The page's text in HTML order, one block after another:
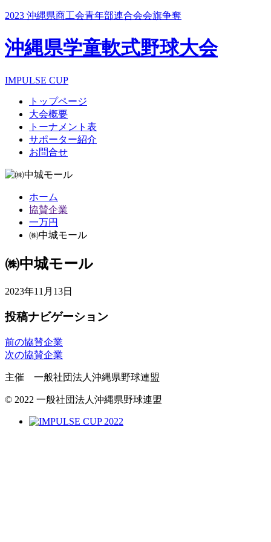
2023 沖縄県商工会青年部連合会会旗争奪
沖縄県学童軟式野球大会
IMPULSE CUP
トップページ
大会概要
トーナメント表
サポーター紹介
お問合せ
ホーム
協賛企業
一万円
㈱中城モール
㈱中城モール
2023年11月13日
投稿ナビゲーション
前の協賛企業
次の協賛企業
主催 一般社団法人沖縄県野球連盟
© 2022 一般社団法人沖縄県野球連盟